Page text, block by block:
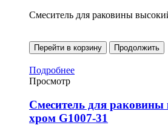
Смеситель для раковины
Перейти в корзину Продолжить
Подробнее
Просмотр
Смеситель для
хром G1007-31